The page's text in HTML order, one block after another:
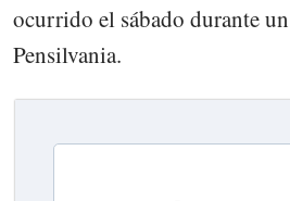
ocurrido el sábado durante
Pensilvania.